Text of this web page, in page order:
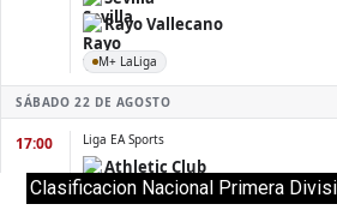
Clasificacion Nacional Primera